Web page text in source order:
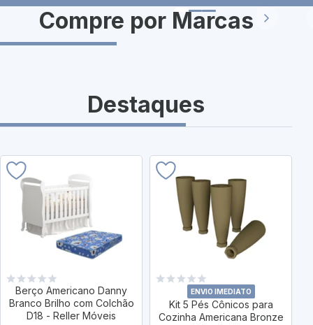
Compre por Marcas
Destaques
Berço Americano Danny
Branco Brilho com Colchão
D18 - Reller Móveis
ENVIO IMEDIATO
Kit 5 Pés Cônicos para
Cozinha Americana Bronze